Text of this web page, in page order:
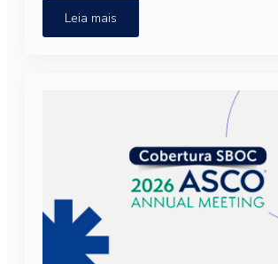
Leia mais